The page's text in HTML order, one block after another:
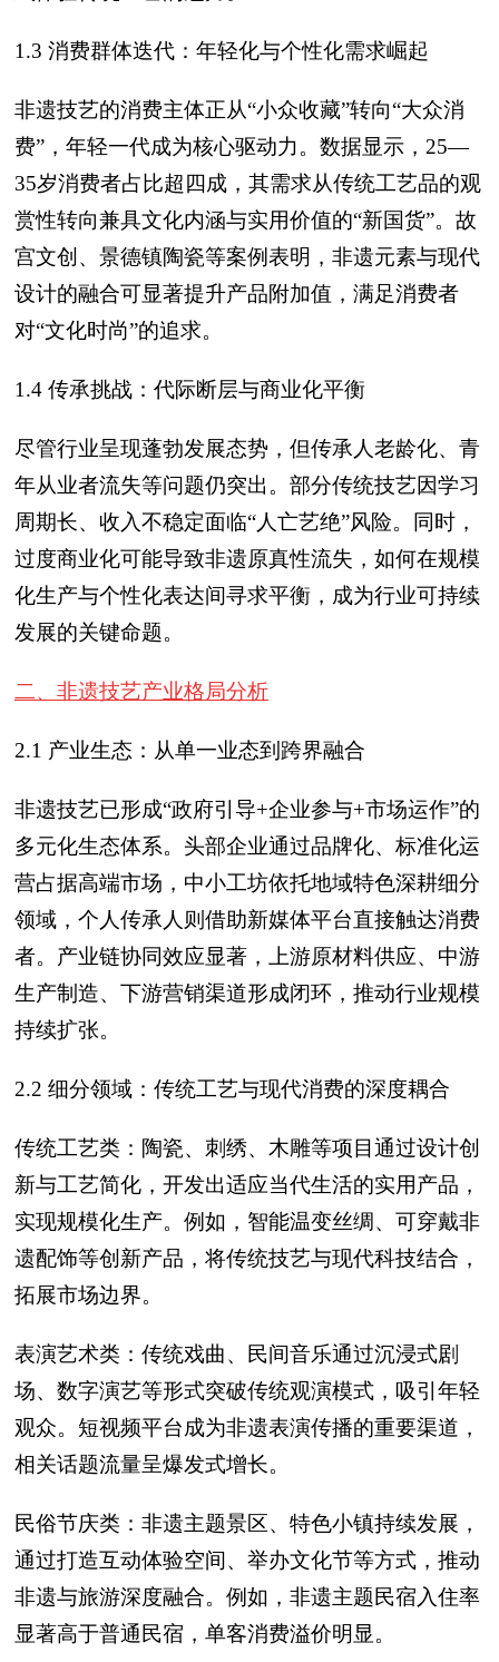
1.3 消费群体迭代：年轻化与个性化需求崛起
非遗技艺的消费主体正从“小众收藏”转向“大众消
费”，年轻一代成为核心驱动力。数据显示，25—
35岁消费者占比超四成，其需求从传统工艺品的观
赏性转向兼具文化内涵与实用价值的“新国货”。故
宫文创、景德镇陶瓷等案例表明，非遗元素与现代
设计的融合可显著提升产品附加值，满足消费者
对“文化时尚”的追求。
1.4 传承挑战：代际断层与商业化平衡
尽管行业呈现蓬勃发展态势，但传承人老龄化、青
年从业者流失等问题仍突出。部分传统技艺因学习
周期长、收入不稳定面临“人亡艺绝”风险。同时，
过度商业化可能导致非遗原真性流失，如何在规模
化生产与个性化表达间寻求平衡，成为行业可持续
发展的关键命题。
二、非遗技艺产业格局分析
2.1 产业生态：从单一业态到跨界融合
非遗技艺已形成“政府引导+企业参与+市场运作”的
多元化生态体系。头部企业通过品牌化、标准化运
营占据高端市场，中小工坊依托地域特色深耕细分
领域，个人传承人则借助新媒体平台直接触达消费
者。产业链协同效应显著，上游原材料供应、中游
生产制造、下游营销渠道形成闭环，推动行业规模
持续扩张。
2.2 细分领域：传统工艺与现代消费的深度耦合
传统工艺类：陶瓷、刺绣、木雕等项目通过设计创
新与工艺简化，开发出适应当代生活的实用产品，
实现规模化生产。例如，智能温变丝绸、可穿戴非
遗配饰等创新产品，将传统技艺与现代科技结合，
拓展市场边界。
表演艺术类：传统戏曲、民间音乐通过沉浸式剧
场、数字演艺等形式突破传统观演模式，吸引年轻
观众。短视频平台成为非遗表演传播的重要渠道，
相关话题流量呈爆发式增长。
民俗节庆类：非遗主题景区、特色小镇持续发展，
通过打造互动体验空间、举办文化节等方式，推动
非遗与旅游深度融合。例如，非遗主题民宿入住率
显著高于普通民宿，单客消费溢价明显。